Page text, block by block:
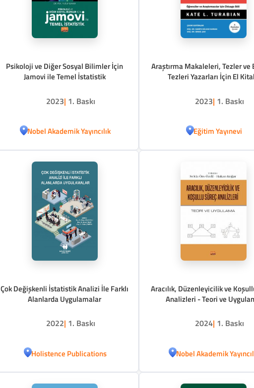
Psikoloji ve Diğer Sosyal Bilimler İçin
Jamovi ile Temel İstatistik
2023| 1. Baskı
Nobel Akademik Yayıncılık
Araştırma Makaleleri, Tezler ve
Tezleri Yazarları İçin El
2023| 1. Baskı
Eğitim Yayınevi
Çok Değişkenli İstatistik Analizi İle Farklı
Alanlarda Uygulamalar
2022| 1. Baskı
Holistence Publications
Aracılık, Düzenleyicilik ve
Analizleri - Teori ve
2024| 1. Baskı
Nobel Akademik